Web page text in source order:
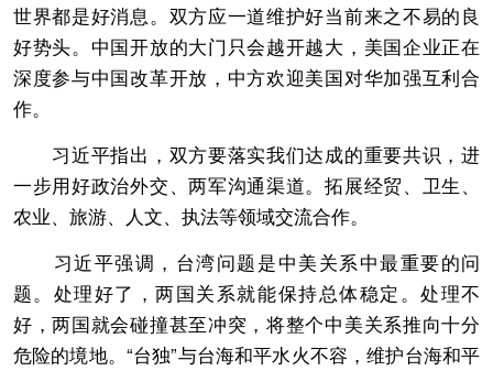
世界都是好消息。双方应一道维护好当前来之不易的良
好势头。中国开放的大门只会越开越大，美国企业正在
深度参与中国改革开放，中方欢迎美国对华加强互利合
作。
习近平指出，双方要落实我们达成的重要共识，进
一步用好政治外交、两军沟通渠道。拓展经贸、卫生、
农业、旅游、人文、执法等领域交流合作。
习近平强调，台湾问题是中美关系中最重要的问
题。处理好了，两国关系就能保持总体稳定。处理不
好，两国就会碰撞甚至冲突，将整个中美关系推向十分
危险的境地。“台独”与台海和平水火不容，维护台海和平